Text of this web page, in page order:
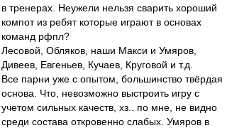
в тренерах. Неужели нельзя сварить хороший
компот из ребят которые играют в основах
команд рфпл?
Лесовой, Обляков, наши Макси и Умяров,
Дивеев, Евгеньев, Кучаев, Круговой и т.д.
Все парни уже с опытом, большинство твёрдая
основа. Что, невозможно выстроить игру с
учетом сильных качеств, хз.. по мне, не видно
среди состава откровенно слабых. Умяров в